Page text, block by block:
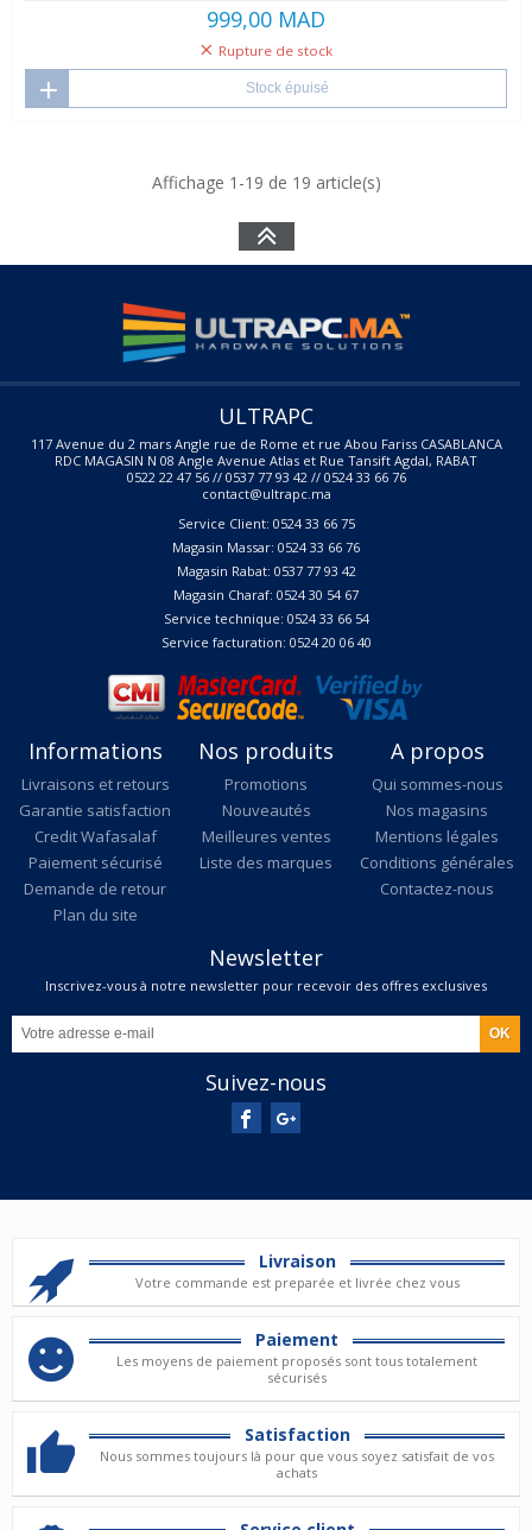
999,00 MAD
Rupture de stock
Stock épuisé
Affichage 1-19 de 19 article(s)
ULTRAPC
117 Avenue du 2 mars Angle rue de Rome et rue Abou Fariss CASABLANCA
RDC MAGASIN N 08 Angle Avenue Atlas et Rue Tansift Agdal, RABAT
0522 22 47 56 // 0537 77 93 42 // 0524 33 66 76
contact@ultrapc.ma
Service Client: 0524 33 66 75
Magasin Massar: 0524 33 66 76
Magasin Rabat: 0537 77 93 42
Magasin Charaf: 0524 30 54 67
Service technique: 0524 33 66 54
Service facturation: 0524 20 06 40
Informations
Livraisons et retours
Garantie satisfaction
Credit Wafasalaf
Paiement sécurisé
Demande de retour
Plan du site
Nos produits
Promotions
Nouveautés
Meilleures ventes
Liste des marques
A propos
Qui sommes-nous
Nos magasins
Mentions légales
Conditions générales
Contactez-nous
Newsletter
Inscrivez-vous à notre newsletter pour recevoir des offres exclusives
Suivez-nous
Livraison
Votre commande est preparée et livrée chez vous
Paiement
Les moyens de paiement proposés sont tous totalement
sécurisés
Satisfaction
Nous sommes toujours là pour que vous soyez satisfait de vos
achats